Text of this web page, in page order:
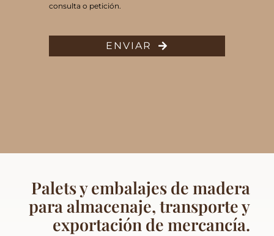
consulta o petición.
ENVIAR
Palets y embalajes de madera
para almacenaje, transporte y
exportación de mercancía.